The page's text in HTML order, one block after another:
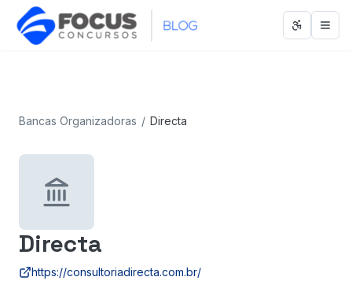
Abrir
Bancas Organizadoras / Directa
Directa
https://consultoriadirecta.com.br/